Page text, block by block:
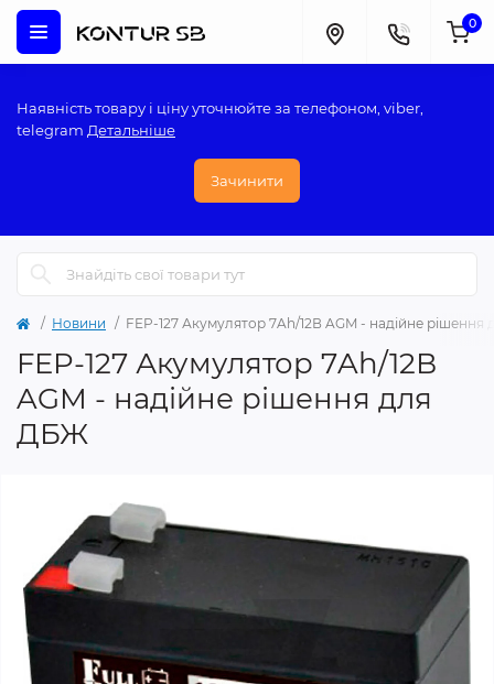
Наявність товару і ціну уточнюйте за телефоном, viber,
telegram Детальніше
Зачинити
0
Новини FEP-127 Акумулятор 7Ah/12В AGM - надійне
FEP-127 Акумулятор 7Ah/12В
AGM - надійне рішення для
ДБЖ